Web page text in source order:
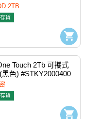
2TB
貨
Touch 2Tb 可攜式
色) #STKY2000400
貨